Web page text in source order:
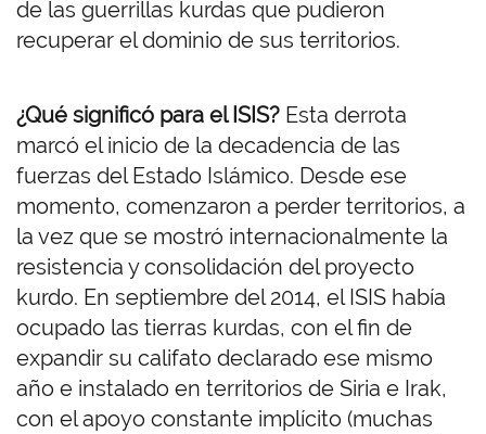
de las guerrillas kurdas que pudieron
recuperar el dominio de sus territorios.
¿Qué significó para el ISIS? Esta derrota
marcó el inicio de la decadencia de las
fuerzas del Estado Islámico. Desde ese
momento, comenzaron a perder territorios, a
la vez que se mostró internacionalmente la
resistencia y consolidación del proyecto
kurdo. En septiembre del 2014, el ISIS había
ocupado las tierras kurdas, con el fin de
expandir su califato declarado ese mismo
año e instalado en territorios de Siria e Irak,
con el apoyo constante implícito (muchas